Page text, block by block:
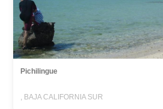
Pichilingue
, BAJA CALIFORNIA SUR